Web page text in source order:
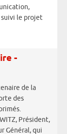
suivi le projet
-
de la
des
Président,
Général, qui